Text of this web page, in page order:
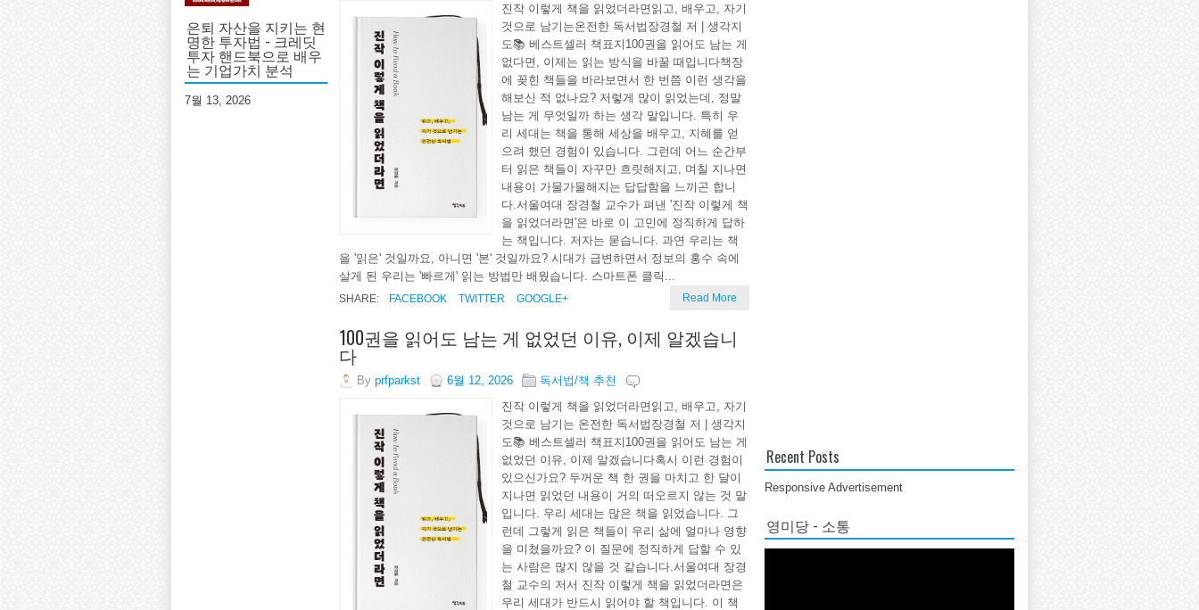
은퇴 자산을 지키는 현
명한 투자법 - 크레딧
투자 핸드북으로 배우
는 기업가치 분석
7월 13, 2026
진작 이렇게 책을 읽었더라면읽고, 배우고, 자기
것으로 남기는온전한 독서법장경철 저 | 생각지
도📚 베스트셀러 책표지100권을 읽어도 남는 게
없다면, 이제는 읽는 방식을 바꿀 때입니다책장
에 꽂힌 책들을 바라보면서 한 번쯤 이런 생각을
해보신 적 없나요? 저렇게 많이 읽었는데, 정말
남는 게 무엇일까 하는 생각 말입니다. 특히 우
리 세대는 책을 통해 세상을 배우고, 지혜를 얻
으려 했던 경험이 있습니다. 그런데 어느 순간부
터 읽은 책들이 자꾸만 흐릿해지고, 며칠 지나면
내용이 가물가물해지는 답답함을 느끼곤 합니
다.서울여대 장경철 교수가 펴낸 '진작 이렇게 책
을 읽었더라면'은 바로 이 고민에 정직하게 답하
는 책입니다. 저자는 묻습니다. 과연 우리는 책
을 '읽은' 것일까요, 아니면 '본' 것일까요? 시대가 급변하면서 정보의 홍수 속에
살게 된 우리는 '빠르게' 읽는 방법만 배웠습니다. 스마트폰 클릭...
SHARE: FACEBOOK TWITTER GOOGLE+ Read More
100권을 읽어도 남는 게 없었던 이유, 이제 알겠습니
다
By prfparkst 6월 12, 2026
독서법/책 추천
진작 이렇게 책을 읽었더라면읽고, 배우고, 자기
것으로 남기는 온전한 독서법장경철 저 | 생각지
도📚 베스트셀러 책표지100권을 읽어도 남는 게
없었던 이유, 이제 알겠습니다혹시 이런 경험이
있으신가요? 두꺼운 책 한 권을 마치고 한 달이
지나면 읽었던 내용이 거의 떠오르지 않는 것 말
입니다. 우리 세대는 많은 책을 읽었습니다. 그
런데 그렇게 읽은 책들이 우리 삶에 얼마나 영향
을 미쳤을까요? 이 질문에 정직하게 답할 수 있
는 사람은 많지 않을 것 같습니다.서울여대 장경
철 교수의 저서 진작 이렇게 책을 읽었더라면은
우리 세대가 반드시 읽어야 할 책입니다. 이 책
Recent Posts
Responsive Advertisement
영미당 - 소통